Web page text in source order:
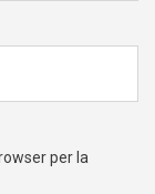
per la